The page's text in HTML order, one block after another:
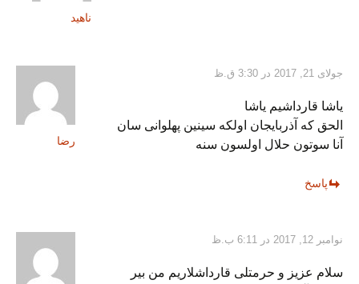
ناهید
رضا
جولای 21, 2017 در 3:30 ق.ظ
یاشا قارداشیم یاشا
الحق که آذربایجان اولکه سینین پهلوانی سان
آنا سوتون حلال اولسون سنه
پاسخ
نوامبر 12, 2017 در 6:11 ب.ظ
سلام عزیز و حرمتلی قارداشلاریم من بیر